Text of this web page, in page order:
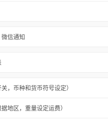
信通知
，币种和货币符号设定）
地区，重量设定运费）